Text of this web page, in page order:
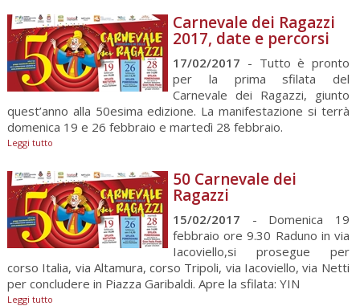
Carnevale dei Ragazzi
2017, date e percorsi
17/02/2017 - Tutto è pronto
per la prima sfilata del
Carnevale dei Ragazzi, giunto
quest’anno alla 50esima edizione. La manifestazione si terrà
domenica 19 e 26 febbraio e martedì 28 febbraio.
Leggi tutto
50 Carnevale dei
Ragazzi
15/02/2017 - Domenica 19
febbraio ore 9.30 Raduno in via
Iacoviello,si prosegue per
corso Italia, via Altamura, corso Tripoli, via Iacoviello, via Netti
per concludere in Piazza Garibaldi. Apre la sfilata: YIN
Leggi tutto